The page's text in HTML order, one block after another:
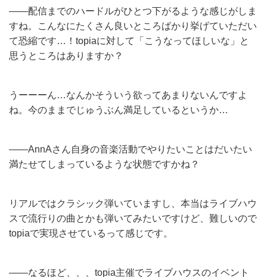
——配信までのハードルがひとつ下がるような感じがしま
すね。こんなにたくさん良いところばかり挙げていただい
て恐縮です…！topiaに対して「こうなってほしいな」と
思うところはありますか？
うーーーん…なんかそういう欲ってあまりないんですよ
ね。今のままでじゅうぶん満足しているというか…
——AnnAさん自身の音楽活動でやりたいことはだいたい
満たせてしまっているような状態ですかね？
リアルではクラシック弾いていますし、本当はライブハウ
スで流行りの曲とかも弾いてみたいですけど、難しいので
topiaで実現させているって感じです。
——なるほど、、、topia主催でライブハウスのイベント